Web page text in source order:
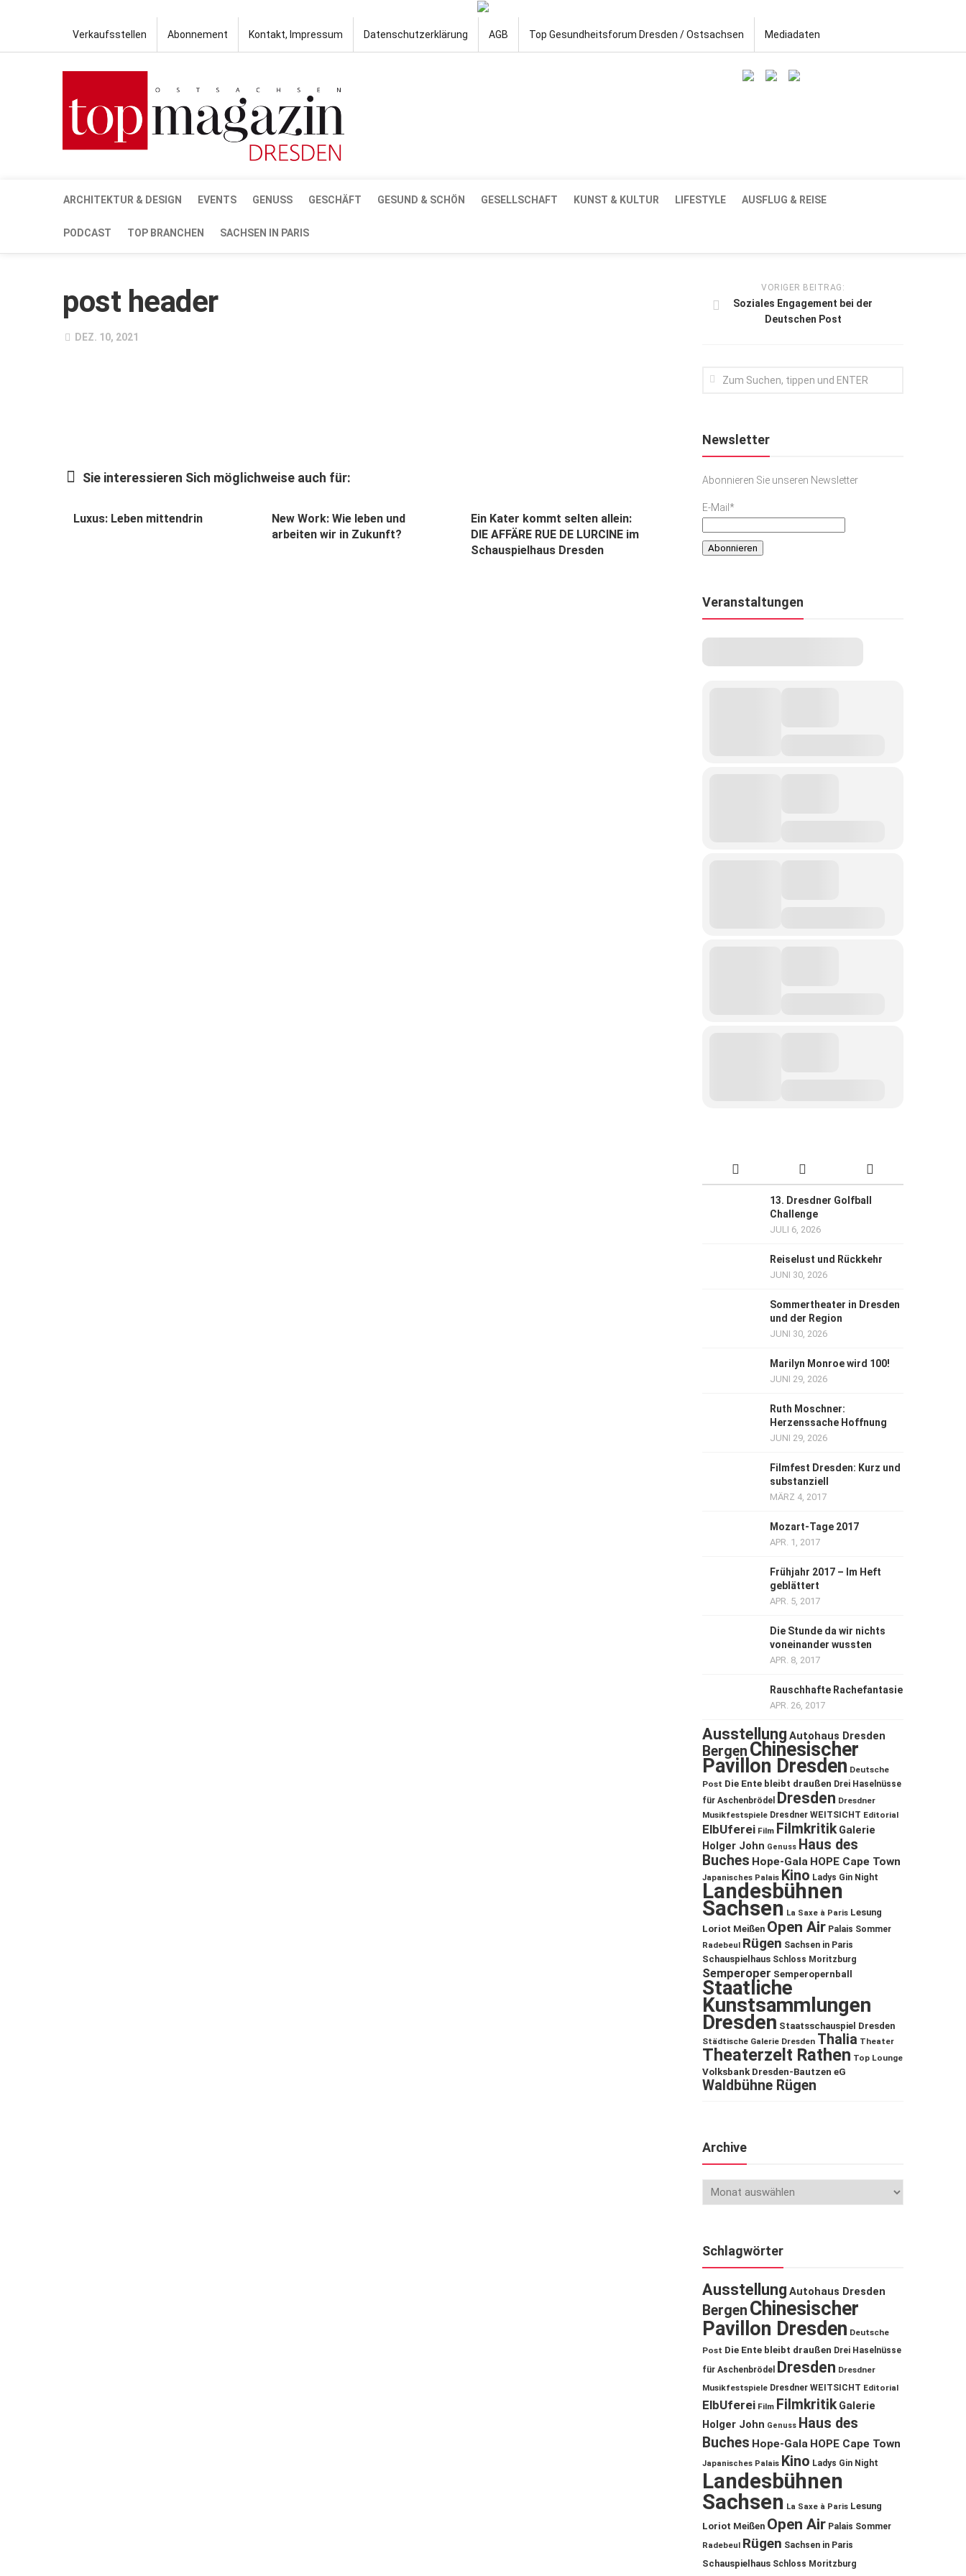
Verkaufsstellen Abonnement Kontakt, Impressum Datenschutzerklärung AGB Top Gesundheitsforum Dresden / Ostsachsen Mediadaten
ARCHITEKTUR & DESIGN EVENTS GENUSS GESCHÄFT GESUND & SCHÖN GESELLSCHAFT KUNST & KULTUR LIFESTYLE AUSFLUG & REISE
PODCAST TOP BRANCHEN SACHSEN IN PARIS
post header
DEZ. 10, 2021
Sie interessieren Sich möglichweise auch für:
Luxus: Leben mittendrin
New Work: Wie leben und
arbeiten wir in Zukunft?
Ein Kater kommt selten allein:
DIE AFFÄRE RUE DE LURCINE im
Schauspielhaus Dresden
VORIGER BEITRAG:
Soziales Engagement bei der
Deutschen Post
Newsletter
Abonnieren Sie unseren Newsletter
E-Mail*
Veranstaltungen
13. Dresdner Golfball
Challenge
JULI 6, 2026
Reiselust und Rückkehr
JUNI 30, 2026
Sommertheater in Dresden
und der Region
JUNI 30, 2026
Marilyn Monroe wird 100!
JUNI 29, 2026
Ruth Moschner:
Herzenssache Hoffnung
JUNI 29, 2026
Filmfest Dresden: Kurz und
substanziell
MÄRZ 4, 2017
Mozart-Tage 2017
APR. 1, 2017
Frühjahr 2017 – Im Heft
geblättert
APR. 5, 2017
Die Stunde da wir nichts
voneinander wussten
APR. 8, 2017
Rauschhafte Rachefantasie
APR. 26, 2017
Ausstellung Autohaus Dresden
Bergen Chinesischer
Pavillon Dresden Deutsche
Post Die Ente bleibt draußen Drei Haselnüsse
für Aschenbrödel
Dresden Dresdner
Musikfestspiele Dresdner WEITSICHT Editorial
ElbUferei Film Filmkritik Galerie
Holger John Genuss Haus des
Buches Hope-Gala HOPE Cape Town
Japanisches Palais Kino Ladys Gin Night
Landesbühnen
Sachsen La Saxe à Paris Lesung
Loriot Meißen Open Air Palais Sommer
Radebeul Rügen Sachsen in Paris
Schauspielhaus Schloss Moritzburg
Semperoper Semperopernball
Staatliche
Kunstsammlungen
Dresden Staatsschauspiel Dresden
Städtische Galerie Dresden Thalia Theater
Theaterzelt Rathen Top Lounge
Volksbank Dresden-Bautzen eG
Waldbühne Rügen
Archive
Schlagwörter
Ausstellung Autohaus Dresden
Bergen Chinesischer
Pavillon Dresden Deutsche
Post Die Ente bleibt draußen Drei Haselnüsse
für Aschenbrödel
Dresden Dresdner
Musikfestspiele Dresdner WEITSICHT Editorial
ElbUferei Film Filmkritik Galerie
Holger John Genuss Haus des
Buches Hope-Gala HOPE Cape Town
Japanisches Palais Kino Ladys Gin Night
Landesbühnen
Sachsen La Saxe à Paris Lesung
Loriot Meißen Open Air Palais Sommer
Radebeul Rügen Sachsen in Paris
Schauspielhaus Schloss Moritzburg